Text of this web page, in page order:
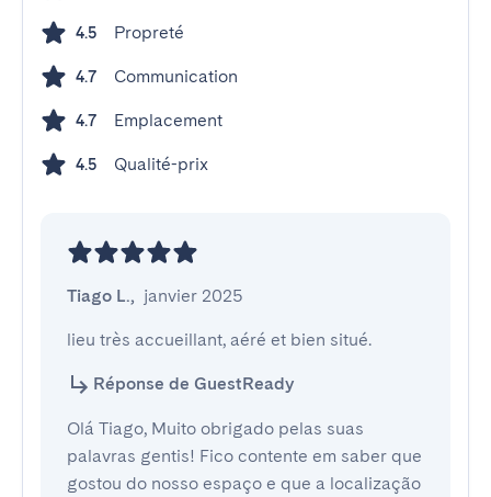
4.5 Propreté
4.7 Communication
4.7 Emplacement
4.5 Qualité-prix
Tiago L., janvier 2025
lieu très accueillant, aéré et bien situé.
Réponse de GuestReady
Olá Tiago, Muito obrigado pelas suas
palavras gentis! Fico contente em saber que
gostou do nosso espaço e que a localização